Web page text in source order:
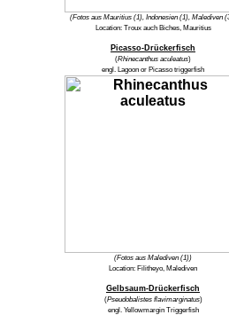
(Fotos aus Mauritius (1), Indonesien (1), Malediven
Location: Troux auch Biches, Mauritius
Picasso-Drückerfisch
(Rhinecanthus aculeatus)
engl. Lagoon or Picasso triggerfish
(Fotos aus Malediven (1))
Location: Filitheyo, Malediven
Gelbsaum-Drückerfisch
(Pseudobalistes flavimarginatus)
engl. Yellowmargin Triggerfish